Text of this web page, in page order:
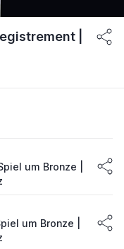
|
um Bronze |
um Bronze |